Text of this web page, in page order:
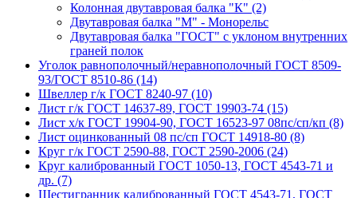
Колонная двутавровая балка "К" (2)
Двутавровая балка "М" - Монорельс
Двутавровая балка "ГОСТ" с уклоном внутренних
граней полок
Уголок равнополочный/неравнополочный ГОСТ 8509-
93/ГОСТ 8510-86 (14)
Швеллер г/к ГОСТ 8240-97 (10)
Лист г/к ГОСТ 14637-89, ГОСТ 19903-74 (15)
Лист х/к ГОСТ 19904-90, ГОСТ 16523-97 08пс/сп/кп (8)
Лист оцинкованный 08 пс/сп ГОСТ 14918-80 (8)
Круг г/к ГОСТ 2590-88, ГОСТ 2590-2006 (24)
Круг калиброванный ГОСТ 1050-13, ГОСТ 4543-71 и
др. (7)
Шестигранник калиброванный ГОСТ 4543-71, ГОСТ